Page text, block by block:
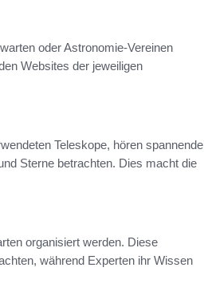
oder Astronomie-Vereinen
Websites der jeweiligen
Teleskope, hören spannende
Sterne betrachten. Dies macht die
organisiert werden. Diese
während Experten ihr Wissen